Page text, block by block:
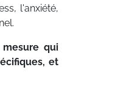
l'anxiété,
qui
et